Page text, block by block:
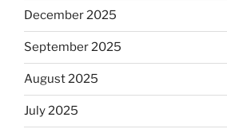
December 2025
September 2025
August 2025
July 2025